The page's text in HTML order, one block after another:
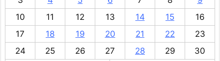
10
11 12 13 14 15
16
17
18 19 20 21 22
23
24
25 26 27 28 29 30